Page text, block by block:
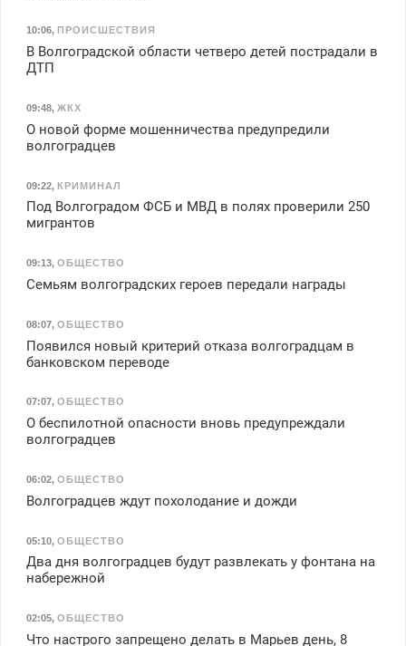
10:06, ПРОИСШЕСТВИЯ
В Волгоградской области четверо детей пострадали в
ДТП
09:48, ЖКХ
О новой форме мошенничества предупредили
волгоградцев
09:22, КРИМИНАЛ
Под Волгоградом ФСБ и МВД в полях проверили 250
мигрантов
09:13, ОБЩЕСТВО
Семьям волгоградских героев передали награды
08:07, ОБЩЕСТВО
Появился новый критерий отказа волгоградцам в
банковском переводе
07:07, ОБЩЕСТВО
О беспилотной опасности вновь предупреждали
волгоградцев
06:02, ОБЩЕСТВО
Волгоградцев ждут похолодание и дожди
05:10, ОБЩЕСТВО
Два дня волгоградцев будут развлекать у фонтана на
набережной
02:05, ОБЩЕСТВО
Что настрого запрещено делать в Марьев день, 8